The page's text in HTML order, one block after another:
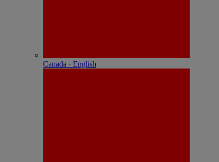
Canada - English